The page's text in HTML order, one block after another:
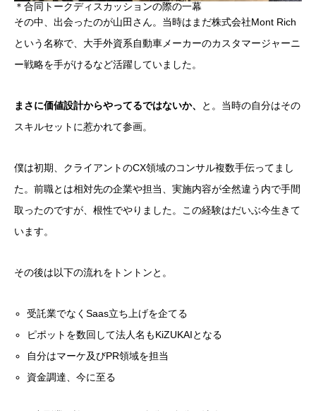
＊合同トークディスカッションの際の一幕
その中、出会ったのが山田さん。当時はまだ株式会社Mont Rich
という名称で、大手外資系自動車メーカーのカスタマージャーニ
ー戦略を手がけるなど活躍していました。
まさに価値設計からやってるではないか、
と。当時の自分はその
スキルセットに惹かれて参画。
僕は初期、クライアントのCX領域のコンサル複数手伝ってまし
た。前職とは相対先の企業や担当、実施内容が全然違う内で手間
取ったのですが、根性でやりました。この経験はだいぶ今生きて
います。
その後は以下の流れをトントンと。
受託業でなくSaas立ち上げを企てる
ピポットを数回して法人名もKiZUKAIとなる
自分はマーケ及びPR領域を担当
資金調達、今に至る